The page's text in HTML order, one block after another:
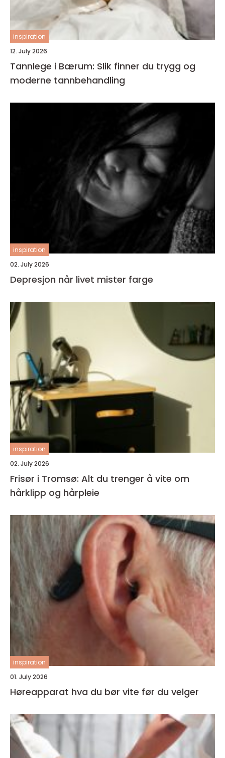
inspiration
12. July 2026
Tannlege i Bærum: Slik finner du trygg og
moderne tannbehandling
inspiration
02. July 2026
Depresjon når livet mister farge
inspiration
02. July 2026
Frisør i Tromsø: Alt du trenger å vite om
hårklipp og hårpleie
inspiration
01. July 2026
Høreapparat hva du bør vite før du velger